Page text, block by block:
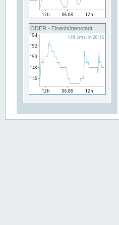
ODER - Eisenhüttenstadt